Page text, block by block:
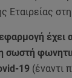
Εταιρείας
έχει
σωστή
19 (έναντι